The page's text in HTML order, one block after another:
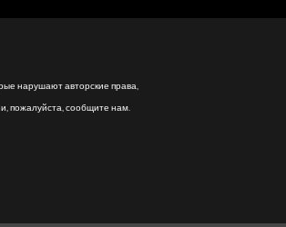
нарушают авторские права,
пожалуйста, сообщите нам.